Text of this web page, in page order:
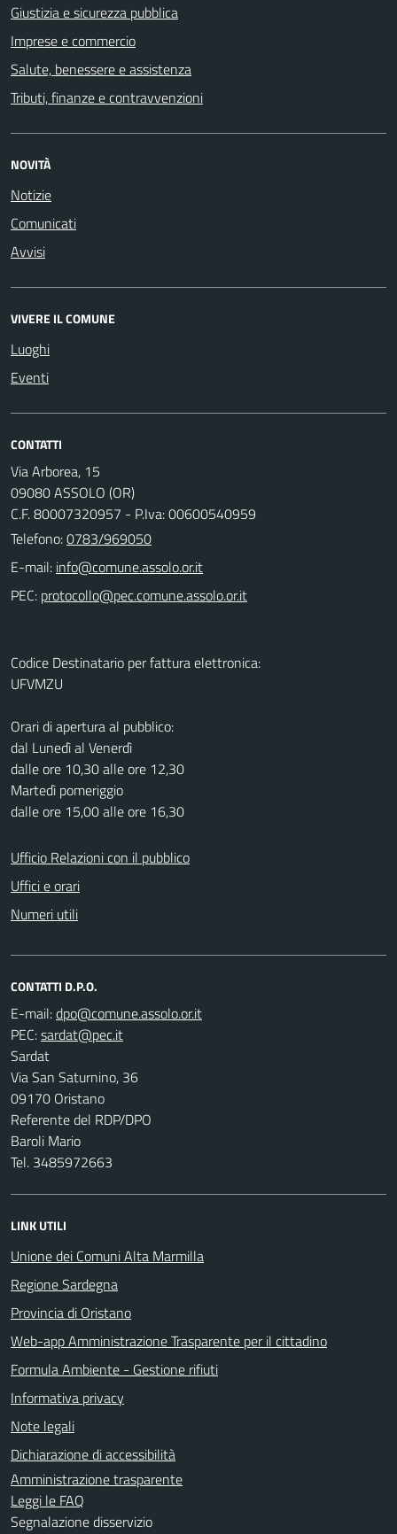
Giustizia e sicurezza pubblica
Imprese e commercio
Salute, benessere e assistenza
Tributi, finanze e contravvenzioni
NOVITÀ
Notizie
Comunicati
Avvisi
VIVERE IL COMUNE
Luoghi
Eventi
CONTATTI
Via Arborea, 15
09080 ASSOLO (OR)
C.F. 80007320957 - P.Iva: 00600540959
Telefono:0783/969050
E-mail:
PEC:
Codice Destinatario per fattura elettronica:
UFVMZU
Orari di apertura al pubblico:
dal Lunedì al Venerdì
dalle ore 10,30 alle ore 12,30
Martedì pomeriggio
dalle ore 15,00 alle ore 16,30
Ufficio Relazioni con il pubblico
Uffici e orari
Numeri utili
CONTATTI D.P.O.
E-mail:
PEC:
Sardat
Via San Saturnino, 36
09170 Oristano
Referente del RDP/DPO
Baroli Mario
Tel. 3485972663
LINK UTILI
Unione dei Comuni Alta Marmilla
Regione Sardegna
Provincia di Oristano
Web-app Amministrazione Trasparente per il cittadino
Formula Ambiente - Gestione rifiuti
Informativa privacy
Note legali
Dichiarazione di accessibilità
Amministrazione trasparente
Leggi le FAQ
Segnalazione disservizio